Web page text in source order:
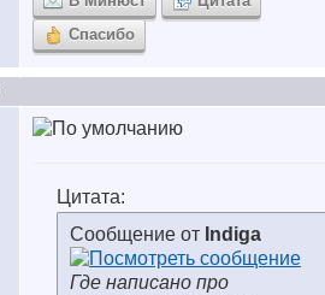
Спасибо
Цитата:
Сообщение от Indiga
Где написано про